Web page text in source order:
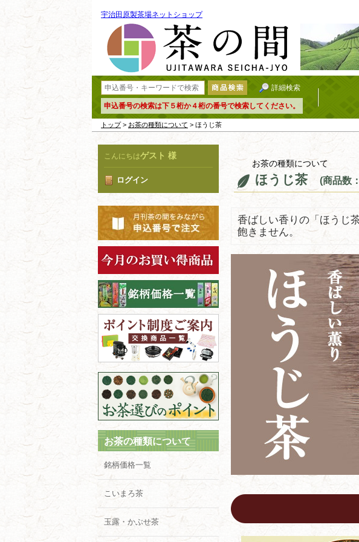
宇治田原製茶場ネットショップ
詳細検索
申込番号の検索は下５桁か４桁の番号で検索してください。
トップ> お茶の種類について > ほうじ茶
こんにちはゲスト 様
ログイン
お茶の種類について
銘柄価格一覧
こいまろ茶
玉露・かぶせ茶
お茶の種類について
ほうじ茶 (商品数
香ばしい香りの「ほうじ
飽きません。